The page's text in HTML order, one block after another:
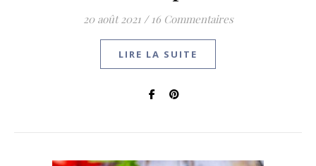
20 août 2021 / 16 Commentaires
LIRE LA SUITE